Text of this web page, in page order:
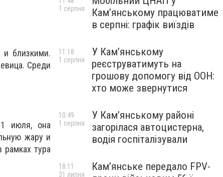
и близкими.
Среди
июля, она
жару и
тура
Кам’янському працюватиме
в серпні: графік виїздів
1 серпня
У Кам’янському
реєструватимуть на
грошову допомогу від ООН:
хто може звернутися
11:18
1 серпня
У Кам’янському районі
загорілася автоцистерна,
водія госпіталізували
10:49
1 серпня
Кам’янське передало FPV-
18:11
31 липня